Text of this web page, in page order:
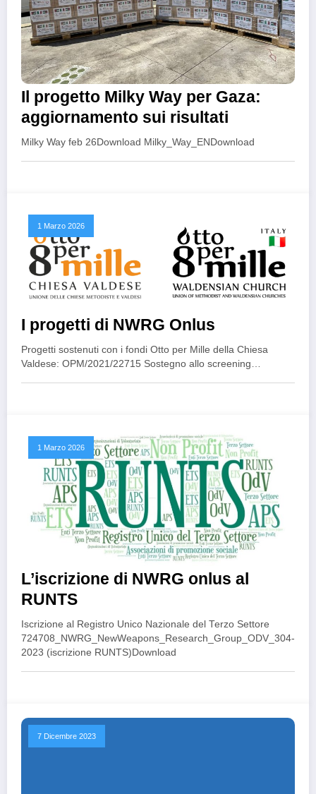
Il progetto Milky Way per Gaza:
aggiornamento sui risultati
Milky Way feb 26Download Milky_Way_ENDownload
1 Marzo 2026
I progetti di NWRG Onlus
Progetti sostenuti con i fondi Otto per Mille della Chiesa
Valdese: OPM/2021/22715 Sostegno allo screening…
1 Marzo 2026
L’iscrizione di NWRG onlus al
RUNTS
Iscrizione al Registro Unico Nazionale del Terzo Settore
724708_NWRG_NewWeapons_Research_Group_ODV_304-
2023 (iscrizione RUNTS)Download
7 Dicembre 2023